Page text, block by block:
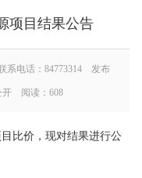
项目结果公告
系电话：84773314 发布
开 阅读： 608
比价，现对结果进行公